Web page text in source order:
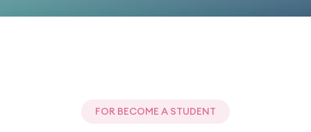
FOR BECOME A STUDENT